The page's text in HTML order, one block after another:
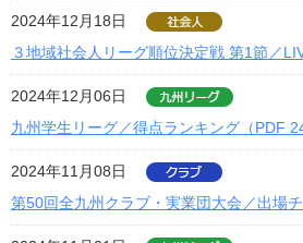
2024年12月18日
３地域社会人リーグ順位決定戦 第1節／
2024年12月06日
九州学生リーグ／得点ランキング（PDF
2024年11月08日
第50回全九州クラブ・実業団大会／出場